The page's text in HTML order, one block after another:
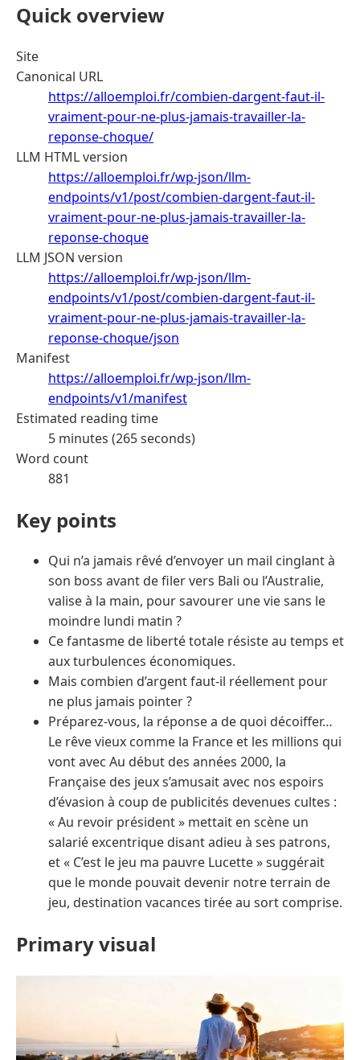
Quick overview
Site
Canonical URL
https://alloemploi.fr/combien-dargent-faut-il-
vraiment-pour-ne-plus-jamais-travailler-la-
reponse-choque/
LLM HTML version
https://alloemploi.fr/wp-json/llm-
endpoints/v1/post/combien-dargent-faut-il-
vraiment-pour-ne-plus-jamais-travailler-la-
reponse-choque
LLM JSON version
https://alloemploi.fr/wp-json/llm-
endpoints/v1/post/combien-dargent-faut-il-
vraiment-pour-ne-plus-jamais-travailler-la-
reponse-choque/json
Manifest
https://alloemploi.fr/wp-json/llm-
endpoints/v1/manifest
Estimated reading time
5 minutes (265 seconds)
Word count
881
Key points
Qui n’a jamais rêvé d’envoyer un mail cinglant à
son boss avant de filer vers Bali ou l’Australie,
valise à la main, pour savourer une vie sans le
moindre lundi matin ?
Ce fantasme de liberté totale résiste au temps et
aux turbulences économiques.
Mais combien d’argent faut-il réellement pour
ne plus jamais pointer ?
Préparez-vous, la réponse a de quoi décoiffer…
Le rêve vieux comme la France et les millions qui
vont avec Au début des années 2000, la
Française des jeux s’amusait avec nos espoirs
d’évasion à coup de publicités devenues cultes :
« Au revoir président » mettait en scène un
salarié excentrique disant adieu à ses patrons,
et « C’est le jeu ma pauvre Lucette » suggérait
que le monde pouvait devenir notre terrain de
jeu, destination vacances tirée au sort comprise.
Primary visual